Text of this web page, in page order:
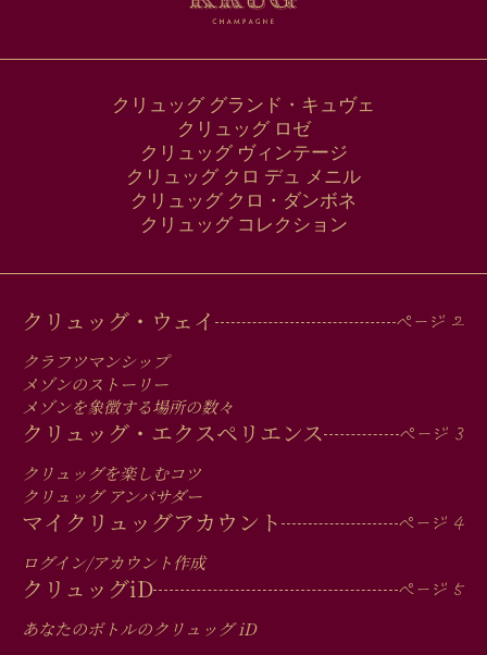
クリュッグ グランド・キュヴェ
クリュッグ ロゼ
クリュッグ ヴィンテージ
クリュッグ クロ デュ メニル
クリュッグ クロ・ダンボネ
クリュッグ コレクション
MAIN
MEN
IN
FOOTER
クリュッグ・ウェイ
クラフツマンシップ
メゾンのストーリー
メゾンを象徴する場所の数々
クリュッグ・エクスペリエンス
クリュッグを楽しむコツ
クリュッグ アンバサダー
マイクリュッグアカウント
ログイン/アカウント作成
クリュッグiD
あなたのボトルのクリュッグiD